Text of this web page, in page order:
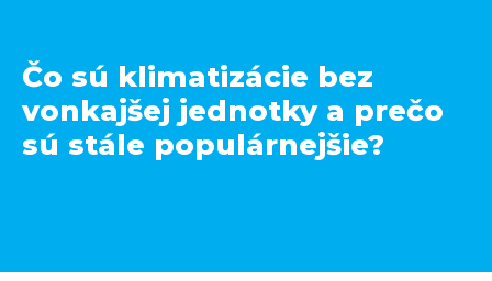
Čo sú klimatizácie bez
vonkajšej jednotky a prečo
sú stále populárnejšie?